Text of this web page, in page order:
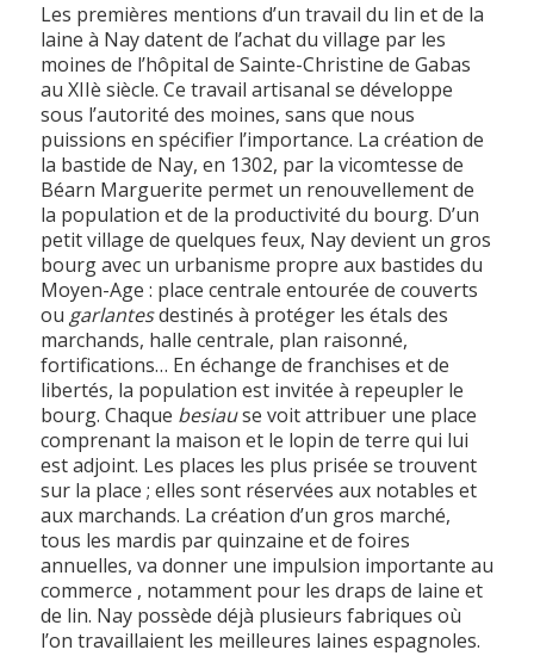
Les premières mentions d’un travail du lin et de la
laine à Nay datent de l’achat du village par les
moines de l’hôpital de Sainte-Christine de Gabas
au XIIè siècle. Ce travail artisanal se développe
sous l’autorité des moines, sans que nous
puissions en spécifier l’importance. La création de
la bastide de Nay, en 1302, par la vicomtesse de
Béarn Marguerite permet un renouvellement de
la population et de la productivité du bourg. D’un
petit village de quelques feux, Nay devient un gros
bourg avec un urbanisme propre aux bastides du
Moyen-Age : place centrale entourée de couverts
ou garlantesdestinés à protéger les étals des
marchands, halle centrale, plan raisonné,
fortifications… En échange de franchises et de
libertés, la population est invitée à repeupler le
bourg. Chaque besiause voit attribuer une place
comprenant la maison et le lopin de terre qui lui
est adjoint. Les places les plus prisée se trouvent
sur la place ; elles sont réservées aux notables et
aux marchands. La création d’un gros marché,
tous les mardis par quinzaine et de foires
annuelles, va donner une impulsion importante au
commerce , notamment pour les draps de laine et
de lin. Nay possède déjà plusieurs fabriques où
l’on travaillaient les meilleures laines espagnoles.